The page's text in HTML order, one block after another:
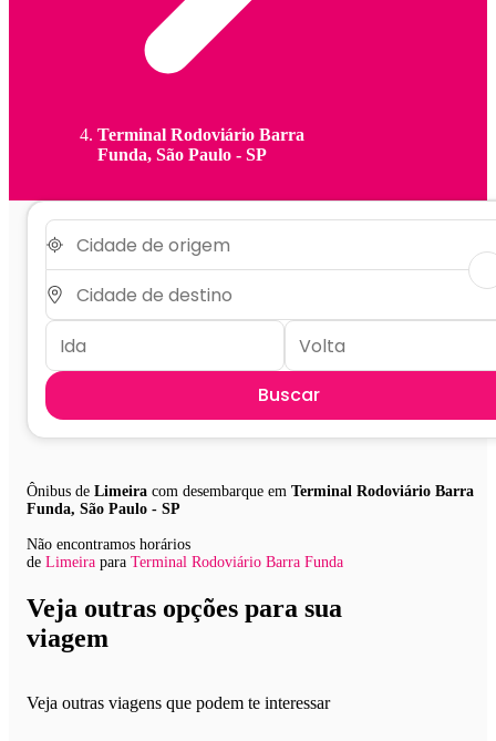
Terminal Rodoviário Barra
Funda, São Paulo - SP
Buscar
Ônibus de Limeira com desembarque em Terminal Rodoviário Barra
Funda, São Paulo - SP
Não encontramos horários
de Limeira para Terminal Rodoviário Barra Funda
Veja outras opções para sua
viagem
Veja outras viagens que podem te interessar